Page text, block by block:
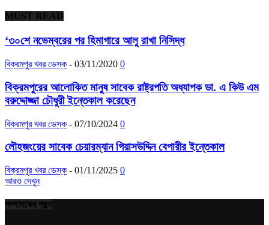
MUST READ
‘৩০শে নভেম্বরের পর হিমাগারে আলু রাখা নিসিদ্ধ
বিক্রমপুর খবর ডেস্ক - 03/11/2020 0
বিক্রমপুরের আলোকিত মানুষ সাবেক রাষ্ট্রপতি অধ্যাপক ডা. এ কিউ এম
বরুদ্দোজ্জা চৌধুরী ইন্তেকাল করেছেন
বিক্রমপুর খবর ডেস্ক - 07/10/2024 0
লৌহজংয়ের সাবেক চেয়ারম্যান গিয়াসউদ্দিন বেপারীর ইন্তেকাল
বিক্রমপুর খবর ডেস্ক - 01/11/2025 0
আরও দেখুন
সম্পাদকের পছন্দ